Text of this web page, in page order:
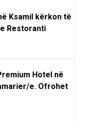
Ksamil kërkon të
Restoranti
Hotel në
e. Ofrohet